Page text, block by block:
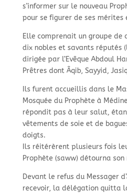
s’informer sur le nouveau
pour se figurer de ses mérites
Elle comprenait un groupe de
dix nobles et savants réputés
dirigée par l’Evêque Abdoul
Prêtres dont Âqib, Sayyid,
Ils furent accueillis dans le
Mosquée du Prophète à
répondit pas à leur salut,
vêtements de soie et de
doigts.
Ils réitérèrent plusieurs fois
Prophète (saww) détourna
Devant le refus du Messager
recevoir, la délégation quitta